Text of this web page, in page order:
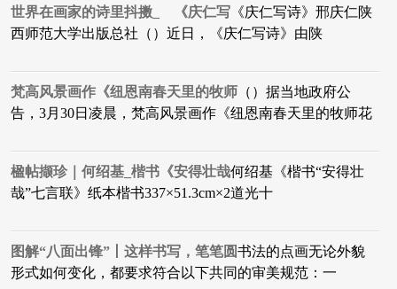
世界在画家的诗里抖擞_ 《庆仁写 《庆仁写诗》邢庆仁​陕
西师范大学出版总社（）近日，《庆仁写诗》由陕
梵高风景画作《纽恩南春天里的牧师 （）据当地政府公
告，3月30日凌晨，梵高风景画作《纽恩南春天里的牧师花
楹帖撷珍｜何绍基_楷书​《安得壮哉何绍基《楷书“安得壮
哉”七言联》纸本楷书337×51.3cm×2道光十
图解“八面出锋”丨这样书写，笔笔圆书法的点画无论外貌
形式如何变化，都要求符合以下共同的审美规范：一